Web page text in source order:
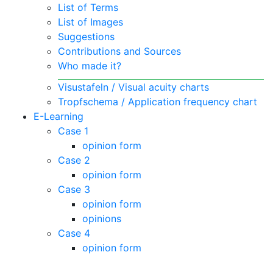
List of Terms
List of Images
Suggestions
Contributions and Sources
Who made it?
Visustafeln / Visual acuity charts
Tropfschema / Application frequency chart
E-Learning
Case 1
opinion form
Case 2
opinion form
Case 3
opinion form
opinions
Case 4
opinion form